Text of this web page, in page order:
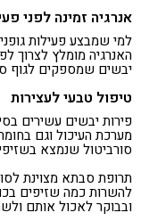
אנרגיה זמינה לפני
למי שמבצע פעילות
האנרגיה מומלץ לצרוך
יבשים שמספקים לגוף
טיפול טבעי לעצירות
פירות יבשים עשירים
מערכת העיכול וגם
סורביטול שנמצא
תרופת סבתא מצוינת
להשרות כמה שזיפים
ובבוקר לאכול אותם